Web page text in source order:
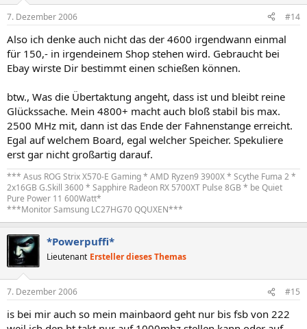
7. Dezember 2006 #14
Also ich denke auch nicht das der 4600 irgendwann einmal
für 150,- in irgendeinem Shop stehen wird. Gebraucht bei
Ebay wirste Dir bestimmt einen schießen können.
btw., Was die Übertaktung angeht, dass ist und bleibt reine
Glückssache. Mein 4800+ macht auch bloß stabil bis max.
2500 MHz mit, dann ist das Ende der Fahnenstange erreicht.
Egal auf welchem Board, egal welcher Speicher. Spekuliere
erst gar nicht großartig darauf.
*** Asus ROG Strix X570-E Gaming * AMD Ryzen9 3900X * Scythe Fuma 2 *
2x16GB G.Skill 3600 * Sapphire Radeon RX 5700XT Pulse 8GB * be Quiet
Pure Power 11 600Watt*
***Monitor Samsung LC27HG70 QQUXEN***
*Powerpuffi*
Lieutenant Ersteller dieses Themas
7. Dezember 2006 #15
is bei mir auch so mein mainbaord geht nur bis fsb von 222